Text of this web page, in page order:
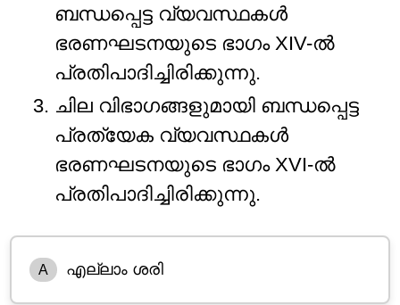
ബന്ധപ്പെട്ട വ്യവസ്ഥകൾ
ഭരണഘടനയുടെ ഭാഗം XIV-ൽ
പ്രതിപാദിച്ചിരിക്കുന്നു.
ചില വിഭാഗങ്ങളുമായി ബന്ധപ്പെട്ട
പ്രത്യേക വ്യവസ്ഥകൾ
ഭരണഘടനയുടെ ഭാഗം XVI-ൽ
പ്രതിപാദിച്ചിരിക്കുന്നു.
A എല്ലാം ശരി